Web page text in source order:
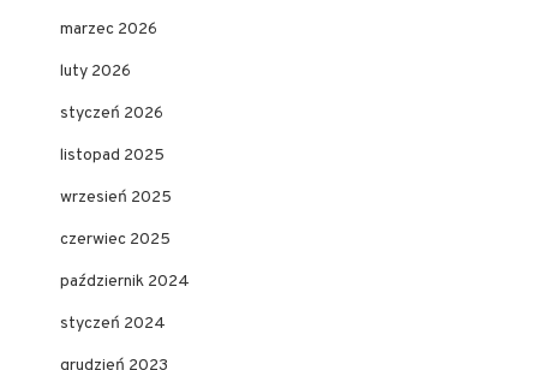
marzec 2026
luty 2026
styczeń 2026
listopad 2025
wrzesień 2025
czerwiec 2025
październik 2024
styczeń 2024